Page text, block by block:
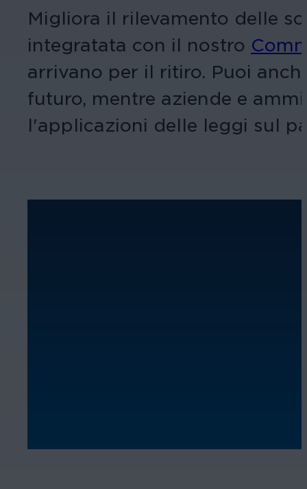
Migliora il rilevamento delle
integratata con il nostro
arrivano per il ritiro. Puoi
futuro, mentre aziende e
l'applicazioni delle leggi sul